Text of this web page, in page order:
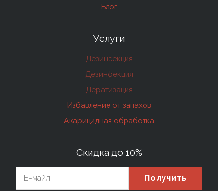
Блог
Услуги
Дезинсекция
Дезинфекция
Дератизация
Избавление от запахов
Акарицидная обработка
Скидка до 10%
Получить